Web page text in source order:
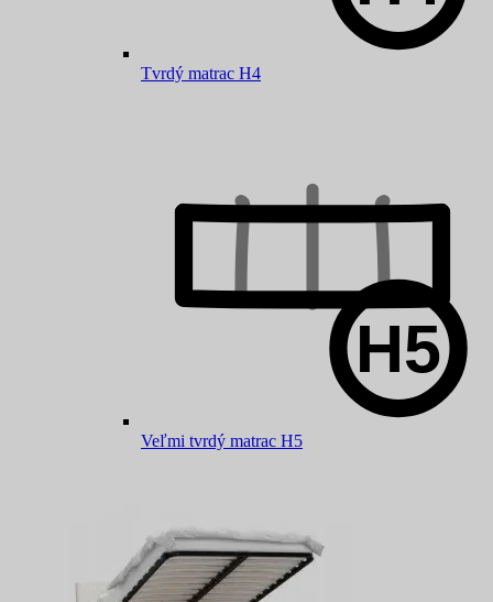
Tvrdý matrac H4
Veľmi tvrdý matrac H5